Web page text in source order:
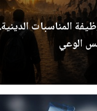
المناسبات
الوعي